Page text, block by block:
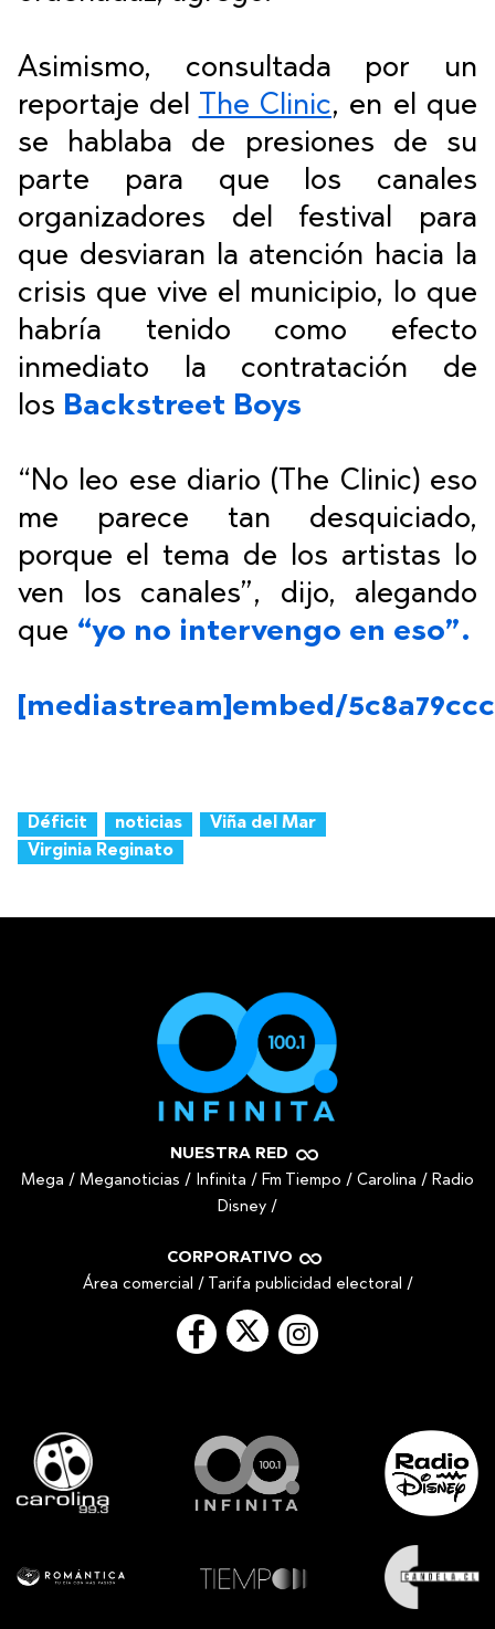
Asimismo, consultada por un
reportaje del The Clinic, en el que
se hablaba de presiones de su
parte para que los canales
organizadores del festival para
que desviaran la atención hacia la
crisis que vive el municipio, lo que
habría tenido como efecto
inmediato la contratación de
los Backstreet Boys
“No leo ese diario (The Clinic) eso
me parece tan desquiciado,
porque el tema de los artistas lo
ven los canales”, dijo, alegando
que “yo no intervengo en eso”.
[mediastream]embed/
Déficit noticias
Viña del Mar
Virginia Reginato
NUESTRA RED
Mega / Meganoticias / Infinita / Fm Tiempo / Carolina / Radio
Disney /
CORPORATIVO
Área comercial / Tarifa publicidad electoral /